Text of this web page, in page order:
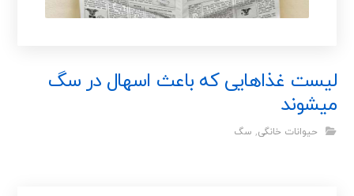
لیست غذاهایی که باعث اسهال در سگ
میشوند
حیوانات خانگی, سگ